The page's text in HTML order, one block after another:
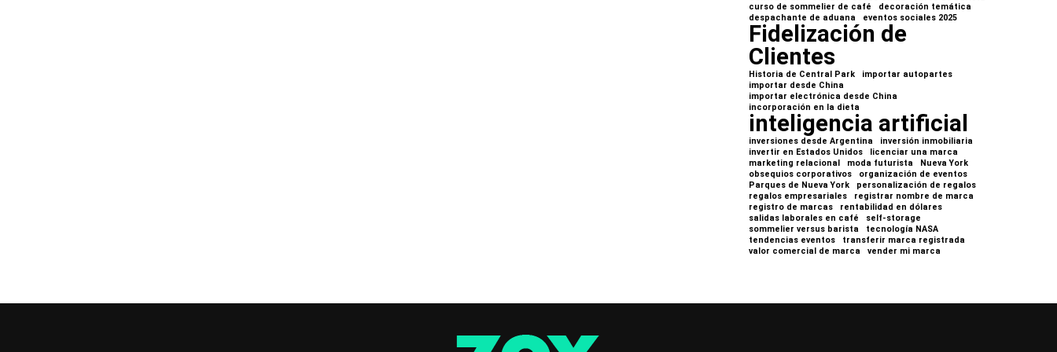
curso de sommelier de café
decoración temática
despachante de aduana
eventos sociales 2025
Fidelización de
Clientes
Historia de Central Park
importar autopartes
importar desde China
importar electrónica desde China
incorporación en la dieta
inteligencia artificial
inversiones desde Argentina
inversión inmobiliaria
invertir en Estados Unidos
licenciar una marca
marketing relacional
moda futurista
Nueva York
obsequios corporativos
organización de eventos
Parques de Nueva York
personalización de regalos
regalos empresariales
registrar nombre de marca
registro de marcas
rentabilidad en dólares
salidas laborales en café
self-storage
sommelier versus barista
tecnología NASA
tendencias eventos
transferir marca registrada
valor comercial de marca
vender mi marca